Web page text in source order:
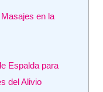
en la
Espalda para
del Alivio